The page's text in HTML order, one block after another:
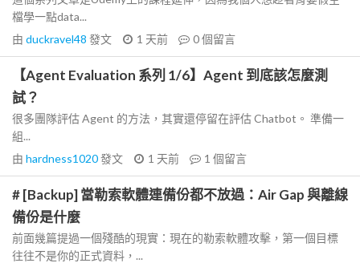
檔學一點data...
由 duckravel48 發文 1 天前 0個留言
【Agent Evaluation 系列 1/6】Agent 到底該怎麼測
試？
很多團隊評估 Agent 的方法，其實還停留在評估 Chatbot。 準備一
組...
由 hardness1020發文 1 天前 1 個留言
# [Backup] 當勒索軟體連備份都不放過：Air Gap 與離線
備份是什麼
前面幾篇提過一個殘酷的現實：現在的勒索軟體攻擊，第一個目標
往往不是你的正式資料，...